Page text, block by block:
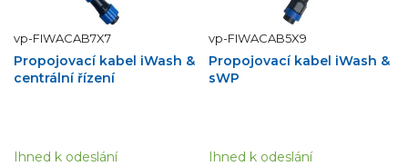
vp-FIWACAB7X7
Propojovací kabel iWash &
centrální řízení
Ihned k odeslání
vp-FIWACAB5X9
Propojovací kabel iWash &
sWP
Ihned k odeslání